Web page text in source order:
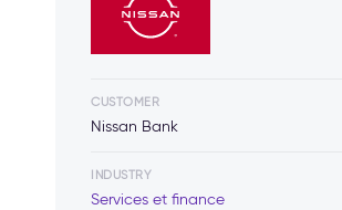
CUSTOMER
Nissan Bank
INDUSTRY
Services et finance